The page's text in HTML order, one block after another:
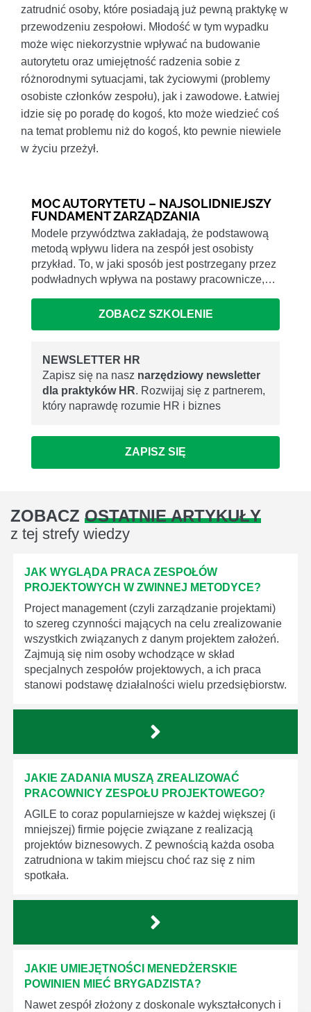
zatrudnić osoby, które posiadają już pewną praktykę w
przewodzeniu zespołowi. Młodość w tym wypadku
może więc niekorzystnie wpływać na budowanie
autorytetu oraz umiejętność radzenia sobie z
różnorodnymi sytuacjami, tak życiowymi (problemy
osobiste członków zespołu), jak i zawodowe. Łatwiej
idzie się po poradę do kogoś, kto może wiedzieć coś
na temat problemu niż do kogoś, kto pewnie niewiele
w życiu przeżył.
MOC AUTORYTETU – NAJSOLIDNIEJSZY
FUNDAMENT ZARZĄDZANIA
Modele przywództwa zakładają, że podstawową
metodą wpływu lidera na zespół jest osobisty
przykład. To, w jaki sposób jest postrzegany przez
podwładnych wpływa na postawy pracownicze,…
ZOBACZ SZKOLENIE
NEWSLETTER HR
Zapisz się na nasz narzędziowy newsletter
dla praktyków HR. Rozwijaj się z partnerem,
który naprawdę rozumie HR i biznes
ZAPISZ SIĘ
ZOBACZ OSTATNIE ARTYKUŁY
z tej strefy wiedzy
JAK WYGLĄDA PRACA ZESPOŁÓW
PROJEKTOWYCH W ZWINNEJ METODYCE?
Project management (czyli zarządzanie projektami)
to szereg czynności mających na celu zrealizowanie
wszystkich związanych z danym projektem założeń.
Zajmują się nim osoby wchodzące w skład
specjalnych zespołów projektowych, a ich praca
stanowi podstawę działalności wielu przedsiębiorstw.
JAKIE ZADANIA MUSZĄ ZREALIZOWAĆ
PRACOWNICY ZESPOŁU PROJEKTOWEGO?
AGILE to coraz popularniejsze w każdej większej (i
mniejszej) firmie pojęcie związane z realizacją
projektów biznesowych. Z pewnością każda osoba
zatrudniona w takim miejscu choć raz się z nim
spotkała.
JAKIE UMIEJĘTNOŚCI MENEDŻERSKIE
POWINIEN MIEĆ BRYGADZISTA?
Nawet zespół złożony z doskonale wykształconych i